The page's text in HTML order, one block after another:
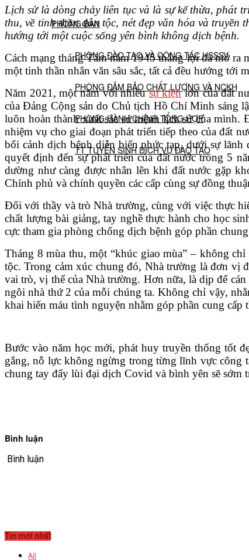
PHÒNG BAN
PHÒNG ĐÀO TẠO VÀ CÔNG TÁC HSSSV
PHÒNG ĐẢM BẢO CHẤT LƯỢNG VÀ NCKH
PHÒNG HÀNH CHÍNH TỔNG HỢP
TT TUYỂN SINH DỊCH VỤ ĐÀO TẠO
NGHIÊN CỨU KHOA HỌC
VĂN BẢN
Lịch sử là dòng chảy liên tục và là sự kế thừa, phát
thu, về tinh thần dân tộc, nét đẹp văn hóa và
hướng tới một cuộc sống yên bình không dịch bệnh.
Cách mạng tháng Tám năm 1945 thắng lợi đã mở
một tinh thần nhân văn sâu sắc, tất cả đều hướng
Năm 2021, một năm với nhiềusự kiệnlớn của đất
của Đảng Cộng sản do Chủ tịch Hồ Chí Minh sáng
luôn hoàn thành xuất sắc sứ mệnh lịch sử của
nhiệm vụ cho giai đoạn phát triển tiếp theo của đất
bối cảnh dịch bệnh diễn biến phức tạp, dưới sự
quyết định đến sự phát triển của đất nước trong 5
dường như càng được nhân lên khi đất nước gặp
Chính phủ và chính quyền các cấp cùng sự đồng
Đối với thầy và trò Nhà trường, cùng với việc thực
chất lượng bài giảng, tay nghề thực hành cho học
cực tham gia phòng chống dịch bệnh góp phần
Tháng 8 mùa thu, một “khúc giao mùa” – không
tộc. Trong cảm xúc chung đó, Nhà trường là đơn vị
vai trò, vị thế của Nhà trường. Hơn nữa, là dịp để
ngôi nhà thứ 2 của mỗi chúng ta. Không chỉ vậy,
khai hiến máu tình nguyện nhằm góp phần cung cấp
Bước vào năm học mới, phát huy truyền thống tốt
gắng, nỗ lực không ngừng trong từng lĩnh vực công
chung tay đẩy lùi đại dịch Covid và bình yên sẽ
Bình luận
Bình luận
Tin mới nhất
All